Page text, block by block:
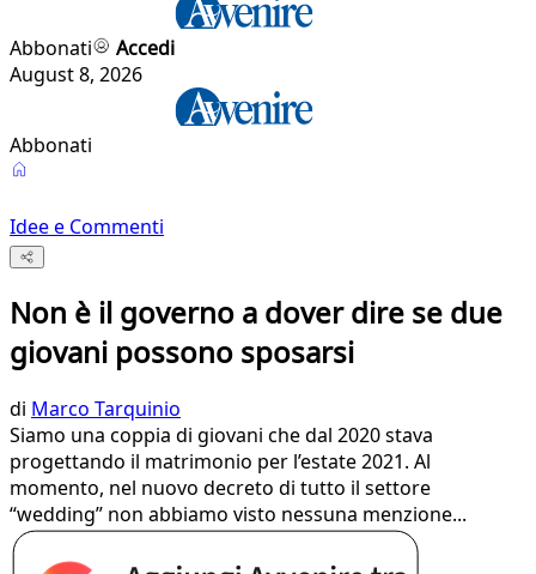
Abbonati
Accedi
August 8, 2026
Abbonati
Idee e Commenti
Non è il governo a dover dire se due
giovani possono sposarsi
di Marco Tarquinio
Siamo una coppia di giovani che dal 2020 stava
progettando il matrimonio per l’estate 2021. Al
momento, nel nuovo decreto di tutto il settore
“wedding” non abbiamo visto nessuna menzione...